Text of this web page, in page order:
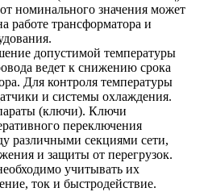
номинального значения может
работе трансформатора и
допустимой температуры
ведет к снижению срока
Для контроля температуры
и системы охлаждения.
(ключи). Ключи
переключения
различными секциями сети,
и защиты от перегрузок.
учитывать их
ток и быстродействие.